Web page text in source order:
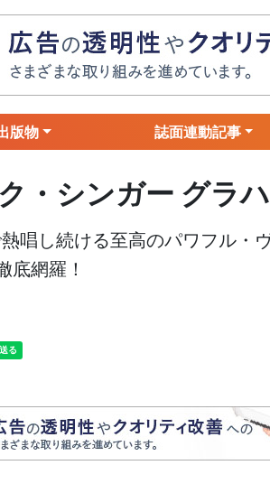
版物 誌面連動記事
・シンガー グラ
唱し続ける至高のパワフル・
底網羅！